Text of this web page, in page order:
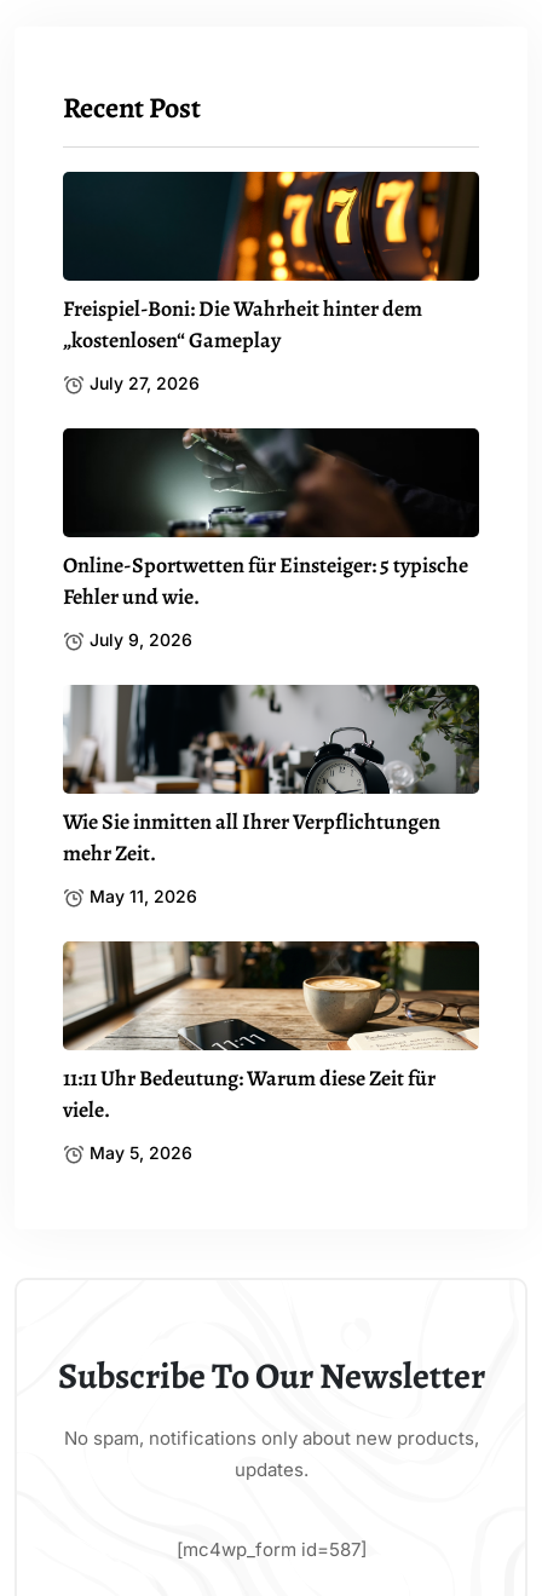
Recent Post
Freispiel-Boni: Die Wahrheit hinter dem
„kostenlosen“ Gameplay
July 27, 2026
Online-Sportwetten für Einsteiger: 5 typische
Fehler und wie.
July 9, 2026
Wie Sie inmitten all Ihrer Verpflichtungen
mehr Zeit.
May 11, 2026
11:11 Uhr Bedeutung: Warum diese Zeit für
viele.
May 5, 2026
Subscribe To Our Newsletter
No spam, notifications only about new products,
updates.
[mc4wp_form id=587]